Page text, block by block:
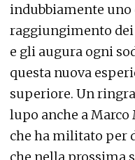
indubbiamente
raggiungimento
e gli augura ogni
questa nuova
superiore. Un
lupo anche a Marco
che ha militato per